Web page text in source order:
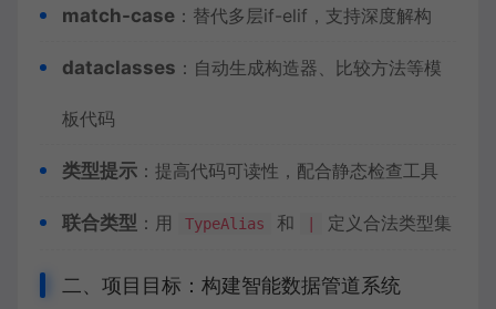
match-case ：替代多层if-elif，支持深度解构
dataclasses ：自动生成构造器、比较方法等模
板代码
类型提示 ：提高代码可读性，配合静态检查工具
联合类型 ：用 TypeAlias 和 定义合法类型集
二、项目目标：构建智能数据管道系统